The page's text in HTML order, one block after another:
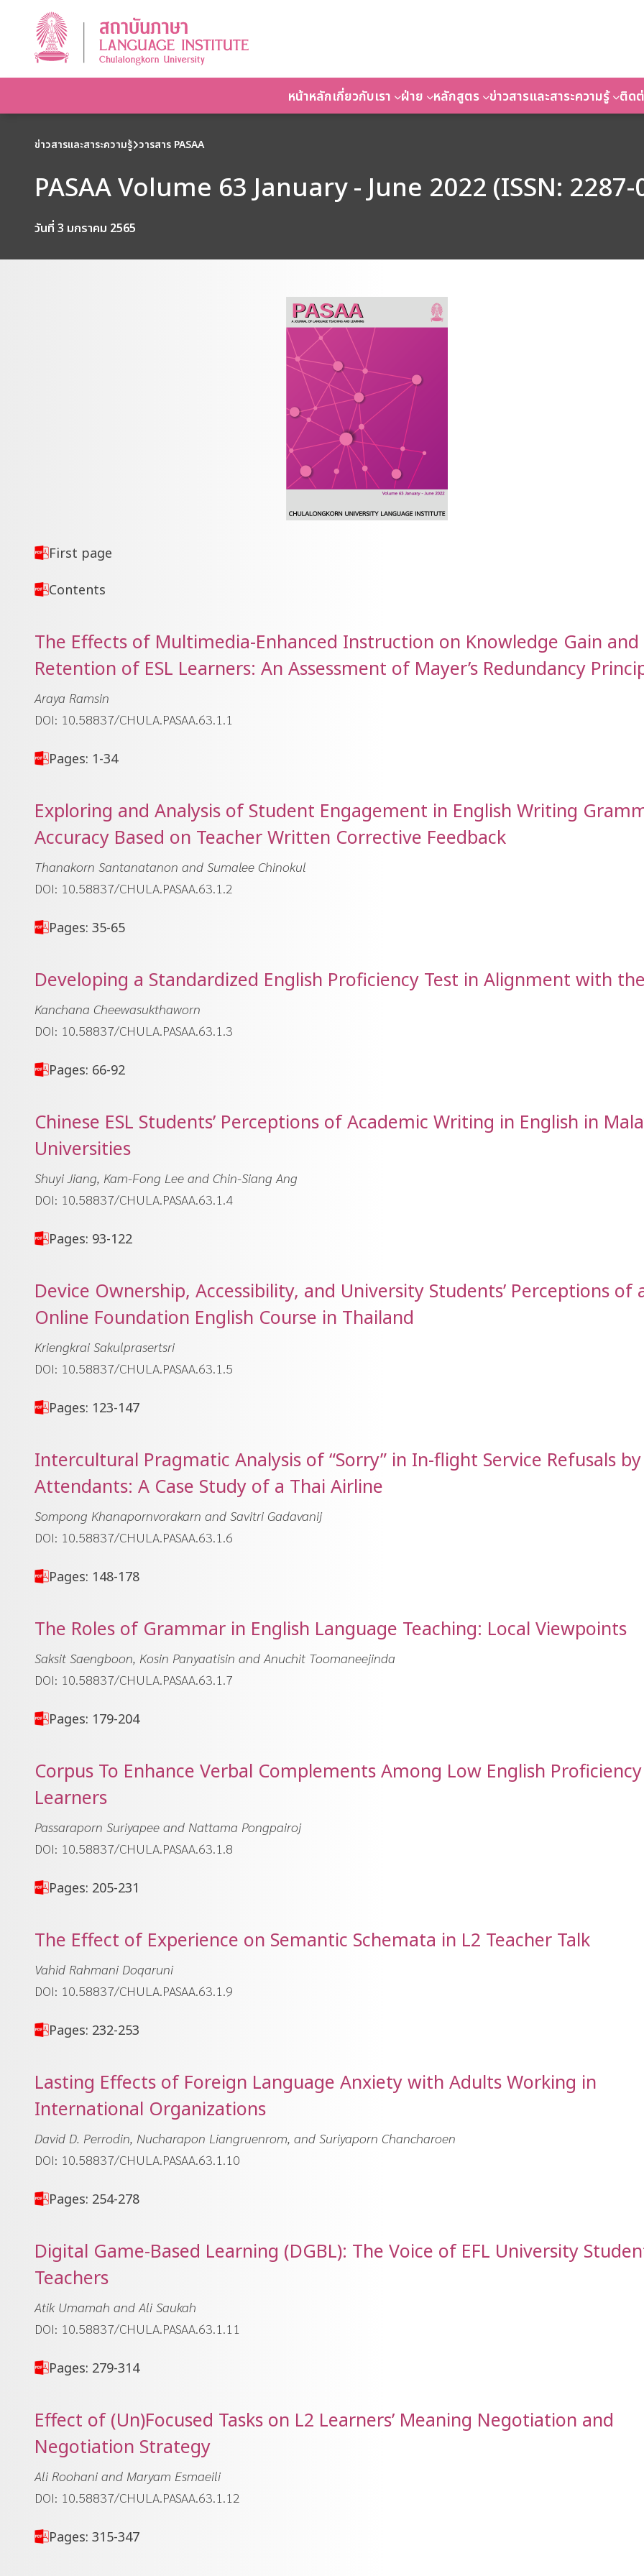
หน้าหลักเกี่ยวกับเรา ฝ่าย หลักสูตร ข่าวสารและสาระความรู้ ติดต่
ข่าวสารและสาระความรู้ วารสาร PASAA
PASAA Volume 63 January - June 2022 (ISSN: 2287-
วันที่ 3 มกราคม 2565
First page
Contents
The Effects of Multimedia-Enhanced Instruction on Knowledge Gain and
Retention of ESL Learners: An Assessment of Mayer’s Redundancy
Araya Ramsin
DOI: 10.58837/CHULA.PASAA.63.1.1
Pages: 1-34
Exploring and Analysis of Student Engagement in English Writing
Accuracy Based on Teacher Written Corrective Feedback
Thanakorn Santanatanon and Sumalee Chinokul
DOI: 10.58837/CHULA.PASAA.63.1.2
Pages: 35-65
Developing a Standardized English Proficiency Test in Alignment with the
Kanchana Cheewasukthaworn
DOI: 10.58837/CHULA.PASAA.63.1.3
Pages: 66-92
Chinese ESL Students’ Perceptions of Academic Writing in English in
Universities
Shuyi Jiang, Kam-Fong Lee and Chin-Siang Ang
DOI: 10.58837/CHULA.PASAA.63.1.4
Pages: 93-122
Device Ownership, Accessibility, and University Students’ Perceptions of
Online Foundation English Course in Thailand
Kriengkrai Sakulprasertsri
DOI: 10.58837/CHULA.PASAA.63.1.5
Pages: 123-147
Intercultural Pragmatic Analysis of “Sorry” in In-flight Service Refusals
Attendants: A Case Study of a Thai Airline
Sompong Khanapornvorakarn and Savitri Gadavanij
DOI: 10.58837/CHULA.PASAA.63.1.6
Pages: 148-178
The Roles of Grammar in English Language Teaching: Local Viewpoints
Saksit Saengboon, Kosin Panyaatisin and Anuchit Toomaneejinda
DOI: 10.58837/CHULA.PASAA.63.1.7
Pages: 179-204
Corpus To Enhance Verbal Complements Among Low English
Learners
Passaraporn Suriyapee and Nattama Pongpairoj
DOI: 10.58837/CHULA.PASAA.63.1.8
Pages: 205-231
The Effect of Experience on Semantic Schemata in L2 Teacher Talk
Vahid Rahmani Doqaruni
DOI: 10.58837/CHULA.PASAA.63.1.9
Pages: 232-253
Lasting Effects of Foreign Language Anxiety with Adults Working in
International Organizations
David D. Perrodin, Nucharapon Liangruenrom, and Suriyaporn Chancharoen
DOI: 10.58837/CHULA.PASAA.63.1.10
Pages: 254-278
Digital Game-Based Learning (DGBL): The Voice of EFL University
Teachers
Atik Umamah and Ali Saukah
DOI: 10.58837/CHULA.PASAA.63.1.11
Pages: 279-314
Effect of (Un)Focused Tasks on L2 Learners’ Meaning Negotiation and
Negotiation Strategy
Ali Roohani and Maryam Esmaeili
DOI: 10.58837/CHULA.PASAA.63.1.12
Pages: 315-347